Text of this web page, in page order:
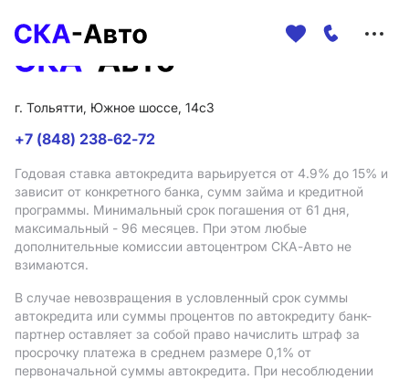
г. Тольятти, Южное шоссе, 14с3
+7 (848) 238-62-72
Годовая ставка автокредита варьируется от 4.9% до 15% и
зависит от конкретного банка, сумм займа и кредитной
программы. Минимальный срок погашения от 61 дня,
максимальный - 96 месяцев. При этом любые
дополнительные комиссии автоцентром СКА-Авто не
взимаются.
В случае невозвращения в условленный срок суммы
автокредита или суммы процентов по автокредиту банк-
партнер оставляет за собой право начислить штраф за
просрочку платежа в среднем размере 0,1% от
первоначальной суммы автокредита. При несоблюдении